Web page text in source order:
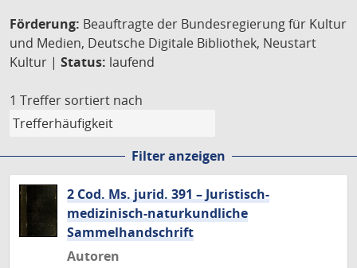
Förderung: Beauftragte der Bundesregierung für Kultur
und Medien, Deutsche Digitale Bibliothek, Neustart
Kultur | Status: laufend
1 Treffer sortiert nach
Filter anzeigen
2 Cod. Ms. jurid. 391 – Juristisch-
medizinisch-naturkundliche
Sammelhandschrift
Autoren